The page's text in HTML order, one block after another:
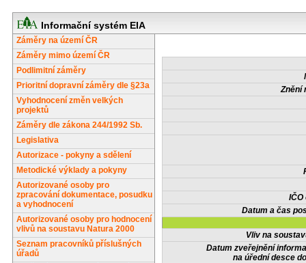
Informační systém EIA
Záměry na území ČR
Záměry mimo území ČR
Podlimitní záměry
Prioritní dopravní záměry dle §23a
Vyhodnocení změn velkých
projektů
Záměry dle zákona 244/1992 Sb.
Legislativa
Autorizace - pokyny a sdělení
Metodické výklady a pokyny
Autorizované osoby pro
zpracování dokumentace, posudku
a vyhodnocení
Autorizované osoby pro hodnocení
vlivů na soustavu Natura 2000
Seznam pracovníků příslušných
úřadů
Znění
IČO
Datum a čas
Vliv na
Datum zveřejnění
na úřední desce